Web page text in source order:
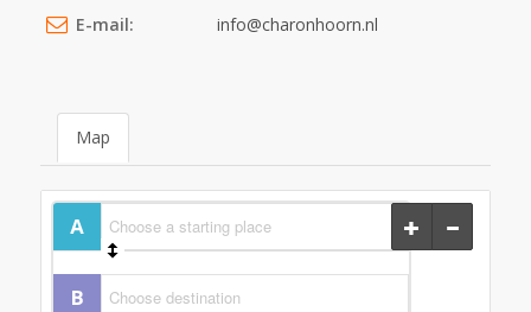
E-mail: info@charonhoorn.nl
Map